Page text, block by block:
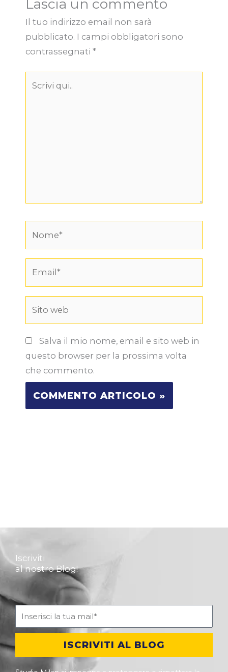
Lascia un commento
Il tuo indirizzo email non sarà
pubblicato. I campi obbligatori sono
contrassegnati *
Salva il mio nome, email e sito web in
questo browser per la prossima volta
che commento.
Iscriviti
al nostro Blog!
ISCRIVITI AL BLOG